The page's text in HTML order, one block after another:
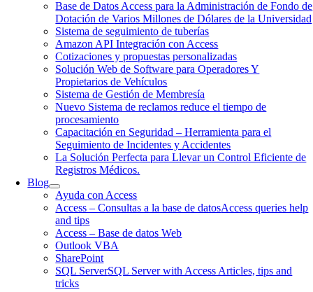
Base de Datos Access para la Administración de Fondo de
Dotación de Varios Millones de Dólares de la Universidad
Sistema de seguimiento de tuberías
Amazon API Integración con Access
Cotizaciones y propuestas personalizadas
Solución Web de Software para Operadores Y
Propietarios de Vehículos
Sistema de Gestión de Membresía
Nuevo Sistema de reclamos reduce el tiempo de
procesamiento
Capacitación en Seguridad – Herramienta para el
Seguimiento de Incidentes y Accidentes
La Solución Perfecta para Llevar un Control Eficiente de
Registros Médicos.
Blog
Ayuda con Access
Access – Consultas a la base de datosAccess queries help
and tips
Access – Base de datos Web
Outlook VBA
SharePoint
SQL ServerSQL Server with Access Articles, tips and
tricks